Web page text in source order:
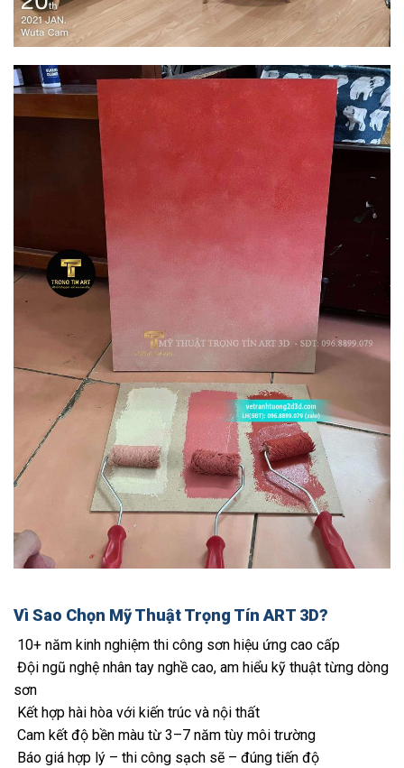
Vì Sao Chọn Mỹ Thuật Trọng Tín ART 3D?
10+ năm kinh nghiệm thi công sơn hiệu ứng cao cấp
Đội ngũ nghệ nhân tay nghề cao, am hiểu kỹ thuật từng dòng
sơn
Kết hợp hài hòa với kiến trúc và nội thất
Cam kết độ bền màu từ 3–7 năm tùy môi trường
Báo giá hợp lý – thi công sạch sẽ – đúng tiến độ